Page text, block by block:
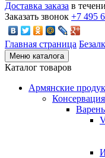
Доставка заказа в
Заказать звонок +7 495
Главная страница
Меню каталога
Каталог товаров
Армянские